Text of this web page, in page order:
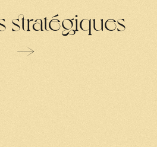
stratégiques
→